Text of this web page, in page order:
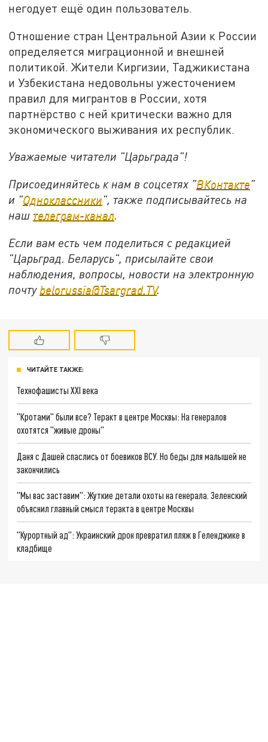
негодует ещё один пользователь.
Отношение стран Центральной Азии к России
определяется миграционной и внешней
политикой. Жители Киргизии, Таджикистана
и Узбекистана недовольны ужесточением
правил для мигрантов в России, хотя
партнёрство с ней критически важно для
экономического выживания их республик.
Уважаемые читатели "Царьграда"!
Присоединяйтесь к нам в соцсетях "ВКонтакте"
и "Одноклассники", также подписывайтесь на
наш телеграм-канал.
Если вам есть чем поделиться с редакцией
"Царьград. Беларусь", присылайте свои
наблюдения, вопросы, новости на электронную
почту belorussia@Tsargrad.TV.
ЧИТАЙТЕ ТАКЖЕ:
Технофашисты XXI века
"Кротами" были все? Теракт в центре Москвы: На генералов
охотятся "живые дроны"
Даня с Дашей спаслись от боевиков ВСУ. Но беды для малышей не
закончились
"Мы вас заставим": Жуткие детали охоты на генерала. Зеленский
объяснил главный смысл теракта в центре Москвы
"Курортный ад": Украинский дрон превратил пляж в Геленджике в
кладбище